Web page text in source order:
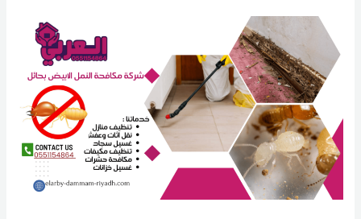
طرق
مكافحة
الحشرات
الطائرة
المنزل
–
0551154864
اتصل
بنا –